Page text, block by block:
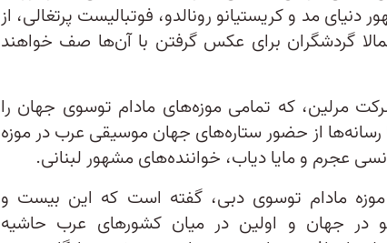
دنیای مد و کریستیانو رونالدو، فوتبالیست پرتغالی، از
گردشگران برای عکس گرفتن با آن‌ها صف خواهند
مرلین، که تمامی موزه‌های مادام توسوی جهان را
رسانه‌ها از حضور ستاره‌های جهان موسیقی عرب در موزه
عجرم و مایا دیاب، خواننده‌های مشهور لبنانی.
موزه مادام توسوی دبی، گفته است که این بیست و
در جهان و اولین در میان کشورهای عرب حاشیه